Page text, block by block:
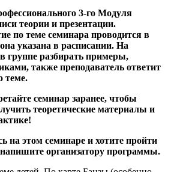
3-го Модуля
теории и презентации.
по теме семинара проводится в
указана в расписании. На
группе разбирать примеры,
также преподаватель ответит
теме.
семинар заранее, чтобы
теоретические материалы и
на этом семинаре и хотите пройти
организатору программы.